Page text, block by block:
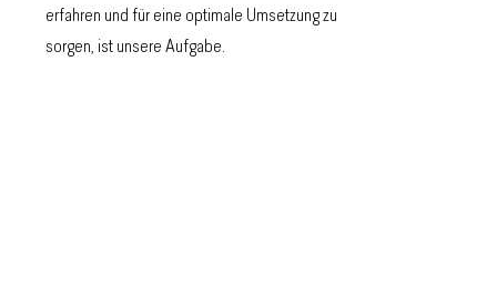
erfahren und für eine optimale Umsetzung zu
sorgen, ist unsere Aufgabe.